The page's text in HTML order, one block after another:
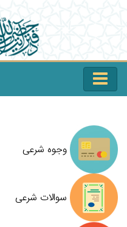
وجوه شرعی
سوالات شرعی